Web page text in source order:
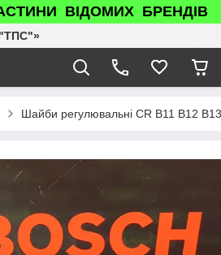
ВІДОМИХ БРЕНДІВ
Шайби регулювальні CR B11 B12